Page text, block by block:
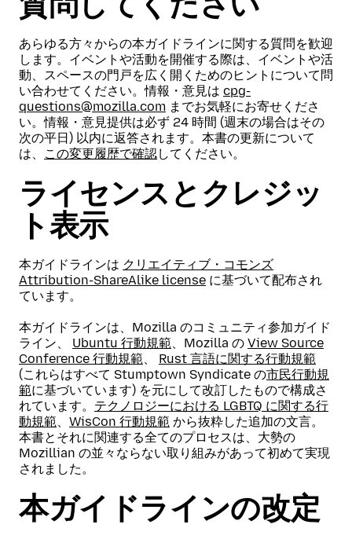
あらゆる方々からの本ガイドラインに関する質問を歓迎
します。イベントや活動を開催する際は、イベントや活
動、スペースの門戸を広く開くためのヒントについて問
い合わせてください。情報・意見は cpg-
questions@mozilla.com までお気軽にお寄せくださ
い。情報・意見提供は必ず 24 時間 (週末の場合はその
次の平日) 以内に返答されます。本書の更新について
は、
この変更履歴で確認してください。
ライセンスとクレジッ
ト表示
本ガイドラインは クリエイティブ・コモンズ
Attribution-ShareAlike license に基づいて配布され
ています。
本ガイドラインは、Mozilla のコミュニティ参加ガイド
ライン、 Ubuntu 行動規範、Mozilla の View Source
Conference 行動規範、 Rust 言語に関する行動規範
(これらはすべて Stumptown Syndicate の市民行動規
範に基づいています) を元にして改訂したもので構成さ
れています。 テクノロジーにおける LGBTQ に関する行
動規範、 WisCon 行動規範 から抜粋した追加の文言。
本書とそれに関連する全てのプロセスは、大勢の
Mozillian の並々ならない取り組みがあって初めて実現
されました。
本ガイドラインの改定